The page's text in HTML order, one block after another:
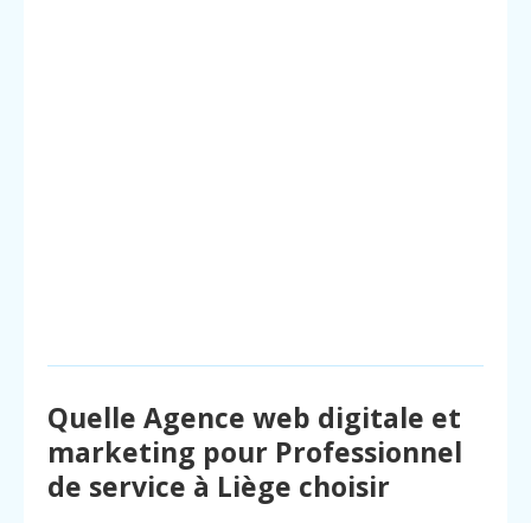
Quelle Agence web digitale et
marketing pour Professionnel
de service à Liège choisir